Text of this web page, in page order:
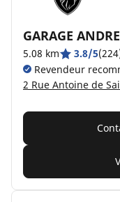
GARAGE
5.08 km 3.8/5
Revendeur
2 Rue Antoine de